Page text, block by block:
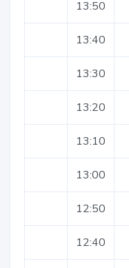
13:50
13:40
13:30
13:20
13:10
13:00
12:50
12:40